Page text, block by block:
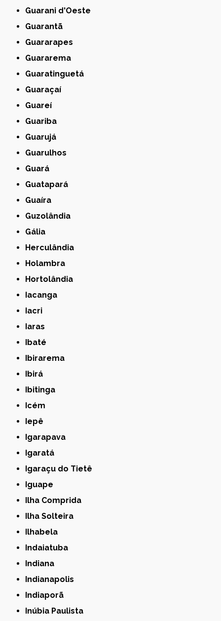
Guarani d'Oeste
Guarantã
Guararapes
Guararema
Guaratinguetá
Guaraçaí
Guareí
Guariba
Guarujá
Guarulhos
Guará
Guatapará
Guaíra
Guzolândia
Gália
Herculândia
Holambra
Hortolândia
Iacanga
Iacri
Iaras
Ibaté
Ibirarema
Ibirá
Ibitinga
Icém
Iepê
Igarapava
Igaratá
Igaraçu do Tietê
Iguape
Ilha Comprida
Ilha Solteira
Ilhabela
Indaiatuba
Indiana
Indianapolis
Indiaporã
Inúbia Paulista